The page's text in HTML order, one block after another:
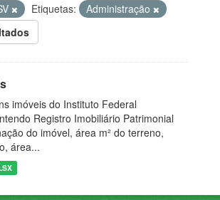
Etiquetas:
Administração
imóveis do Instituto Federal
Registro Imobiliário Patrimonial
do imóvel, área m² do terreno,
área...